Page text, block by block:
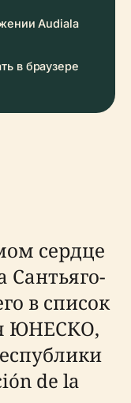
Audiala
в браузере
сердце
Сантьяго-
в список
ЮНЕСКО,
de la